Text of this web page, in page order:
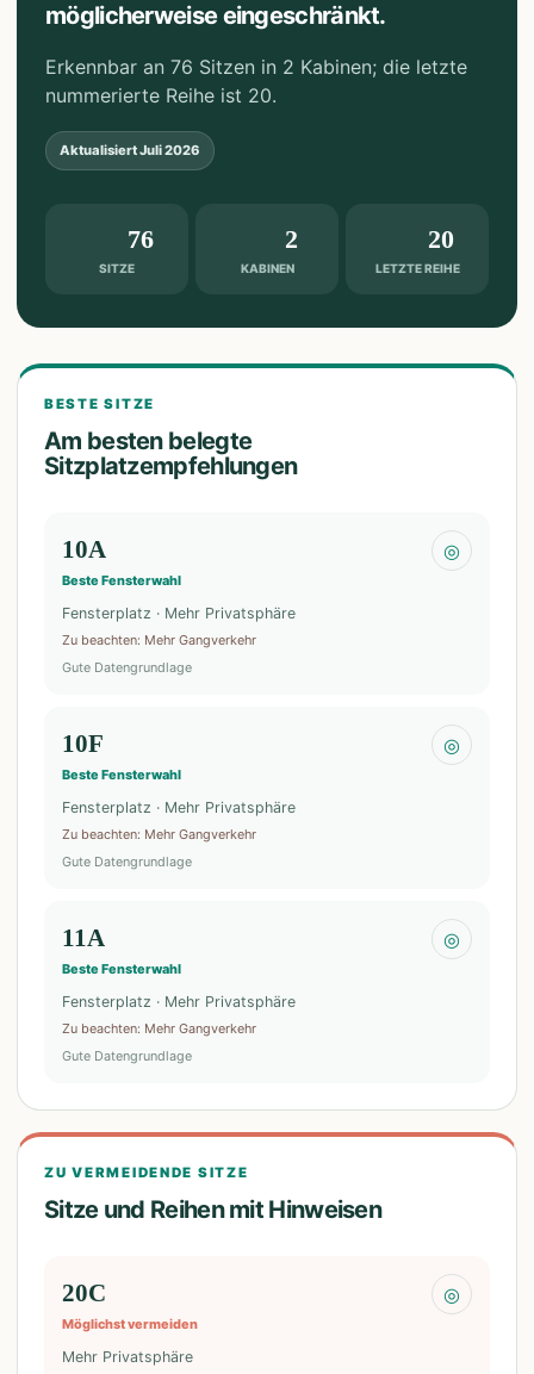
möglicherweise eingeschränkt.
Erkennbar an 76 Sitzen in 2 Kabinen; die letzte
nummerierte Reihe ist 20.
AktualisiertJuli 2026
SITZE
76
KABINEN
2
LETZTE REIHE
20
BESTE SITZE
Am besten belegte
Sitzplatzempfehlungen
10A
Beste Fensterwahl
◎
Fensterplatz · Mehr Privatsphäre
Zu beachten: Mehr Gangverkehr
Gute Datengrundlage
10F
Beste Fensterwahl
◎
Fensterplatz · Mehr Privatsphäre
Zu beachten: Mehr Gangverkehr
Gute Datengrundlage
11A
Beste Fensterwahl
◎
Fensterplatz · Mehr Privatsphäre
Zu beachten: Mehr Gangverkehr
Gute Datengrundlage
ZU VERMEIDENDE SITZE
Sitze und Reihen mit Hinweisen
20C
Möglichst vermeiden
◎
Mehr Privatsphäre